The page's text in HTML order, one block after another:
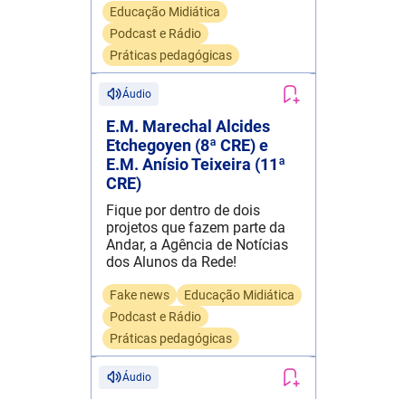
Educação Midiática
Podcast e Rádio
Práticas pedagógicas
Áudio
E.M. Marechal Alcides
Etchegoyen (8ª CRE) e
E.M. Anísio Teixeira (11ª
CRE)
Fique por dentro de dois
projetos que fazem parte da
Andar, a Agência de Notícias
dos Alunos da Rede!
Fake news
Educação Midiática
Podcast e Rádio
Práticas pedagógicas
Áudio